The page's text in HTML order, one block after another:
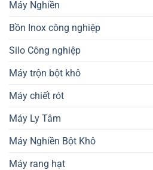
Máy Nghiền
Bồn Inox công nghiệp
Silo Công nghiệp
Máy trộn bột khô
Máy chiết rót
Máy Ly Tâm
Máy Nghiền Bột Khô
Máy rang hạt